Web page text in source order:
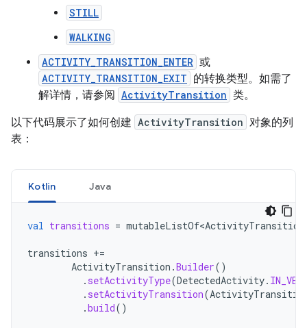
STILL
WALKING
ACTIVITY_TRANSITION_ENTER 或
ACTIVITY_TRANSITION_EXIT 的转换类型。如需了
解详情，请参阅 ActivityTransition 类。
以下代码展示了如何创建 ActivityTransition 对象的列
表：
Kotlin Java
val transitions = mutableListOf<ActivityTransition
transitions +=
ActivityTransition .Builder()
. setActivityType(DetectedActivity.
. setActivityTransition(
.build()